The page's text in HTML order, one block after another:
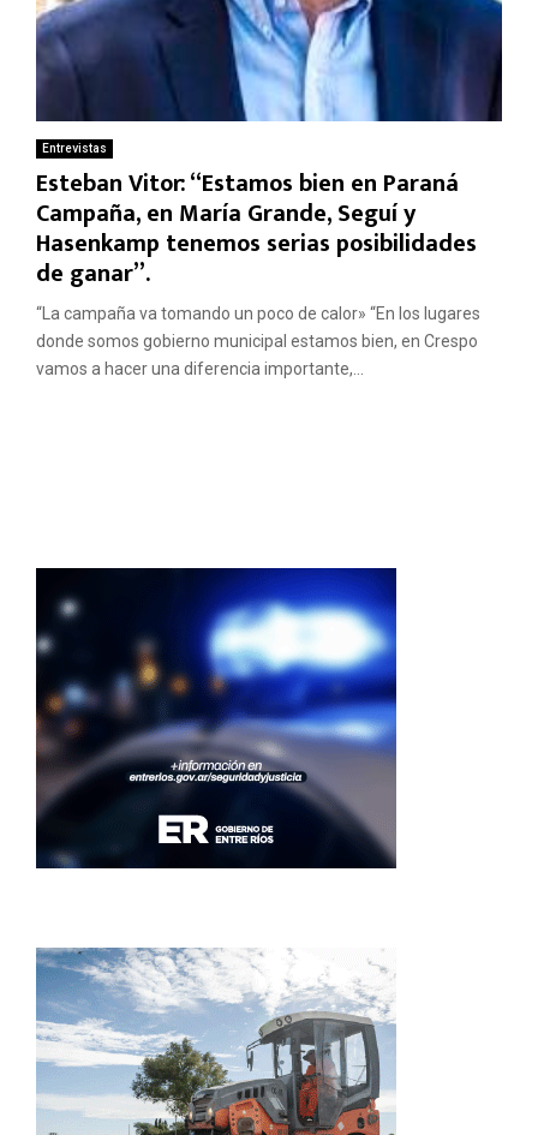
Entrevistas
Esteban Vitor: “Estamos bien en Paraná
Campaña, en María Grande, Seguí y
Hasenkamp tenemos serias posibilidades
de ganar”.
“La campaña va tomando un poco de calor» “En los lugares
donde somos gobierno municipal estamos bien, en Crespo
vamos a hacer una diferencia importante,...